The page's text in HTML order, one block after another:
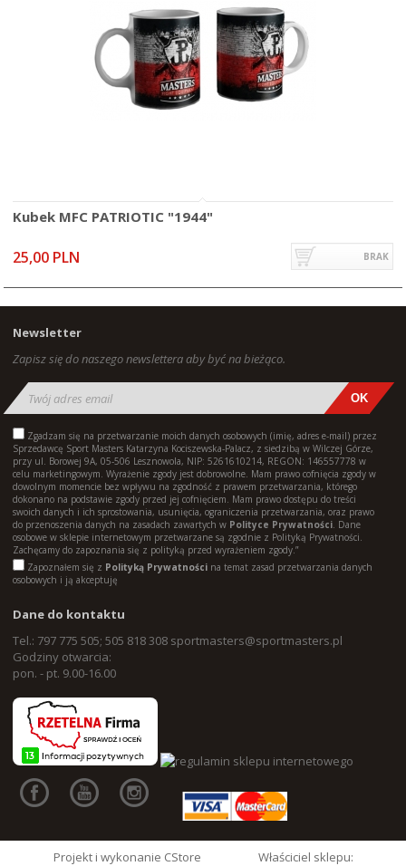
Kubek MFC PATRIOTIC "1944"
25,00 PLN BRAK
Newsletter
Zapisz się do naszego newslettera aby być na bieżąco.
Zgadzam się na przetwarzanie moich danych osobowych (imię, adres e-mail) przez
Sprzedawcę Sport Masters Katarzyna Kociszewska-Palacz, z siedzibą w Wilczej Górze,
przy ul. Borowej 9A, 05-506 Lesznowola, NIP: 5261610214, REGON: 146557778 w
celu marketingowym. Wyrażenie zgody jest dobrowolne. Mam prawo cofnięcia zgody w
dowolnym momencie bez wpływu na zgodność z prawem przetwarzania, którego
dokonano na podstawie zgody przed jej cofnięciem. Mam prawo dostępu do treści
swoich danych i ich sprostowania, usunięcia, ograniczenia przetwarzania, oraz prawo
do przenoszenia danych na zasadach zawartych w Polityce Prywatności. Dane
osobowe w sklepie internetowym przetwarzane są zgodnie z Polityką Prywatności.
Zachęcamy do zapoznania się z polityką przed wyrażeniem zgody.”
Zapoznałem się z Polityką Prywatności na temat zasad przetwarzania danych
osobowych i ją akceptuję
Dane do kontaktu
Tel.: 797 775 505; 505 818 308 sportmasters@sportmasters.pl
Godziny otwarcia:
pon. - pt. 9.00-16.00
Projekt i wykonanie CStore
Właściciel sklepu: